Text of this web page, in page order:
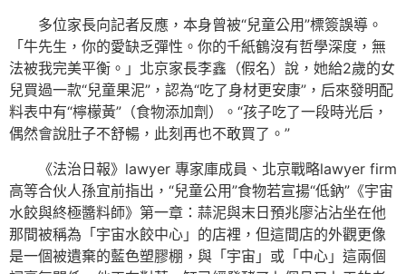
多位家長向記者反應，本身曾被“兒童公用”標簽誤導。
「牛先生，你的愛缺乏彈性。你的千紙鶴沒有哲學深度，無
法被我完美平衡。」北京家長李鑫（假名）說，她給2歲的女
兒買過一款“兒童果泥”，認為“吃了身材更安康”，后來發明配
料表中有“檸檬黃”（食物添加劑）。“孩子吃了一段時光后，
偶然會說肚子不舒暢，此刻再也不敢買了。”
《法治日報》lawyer 專家庫成員、北京戰略lawyer firm
高等合伙人孫宜前指出，“兒童公用”食物若宣揚“低鈉”《宇宙
水餃與終極醬料師》第一章：蒜泥與末日預兆廖沾沾坐在他
那間被稱為「宇宙水餃中心」的店裡，但這間店的外觀更像
是一個被遺棄的藍色塑膠棚，與「宇宙」或「中心」這兩個